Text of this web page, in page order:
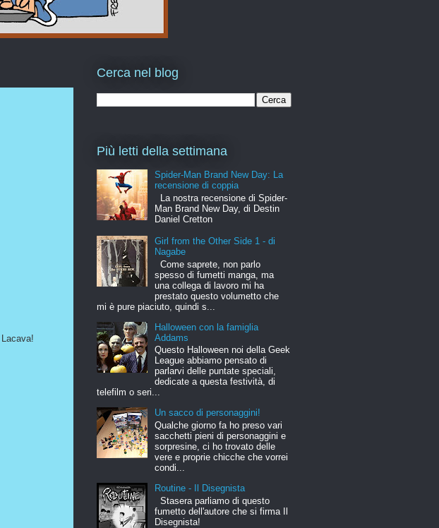
Cerca nel blog
Più letti della settimana
Spider-Man Brand New Day: La
recensione di coppia
La nostra recensione di Spider-
Man Brand New Day, di Destin
Daniel Cretton
Girl from the Other Side 1 - di
Nagabe
Come saprete, non parlo
spesso di fumetti manga, ma
una collega di lavoro mi ha
prestato questo volumetto che
mi è pure piaciuto, quindi s...
Halloween con la famiglia
Addams
Questo Halloween noi della Geek
League abbiamo pensato di
parlarvi delle puntate speciali,
dedicate a questa festività, di
telefilm o seri...
Un sacco di personaggini!
Qualche giorno fa ho preso vari
sacchetti pieni di personaggini e
sorpresine, ci ho trovato delle
vere e proprie chicche che vorrei
condi...
Routine - Il Disegnista
Stasera parliamo di questo
fumetto dell'autore che si firma Il
Disegnista!